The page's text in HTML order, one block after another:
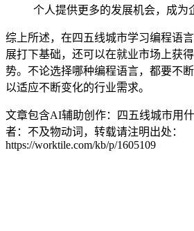
个人提供更多的发展机会，成为
综上所述，在四五线城市学习编程语
展打下基础，还可以在就业市场上获
势。不论选择哪种编程语言，都要不
以适应不断变化的行业需求。
文章包含AI辅助创作：四五线城市用
者：不及物动词，转载请注明出处：
https://worktile.com/kb/p/1605109